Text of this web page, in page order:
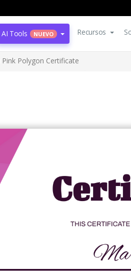
AI Tools NUEVO Recursos
Pink Polygon Certificate